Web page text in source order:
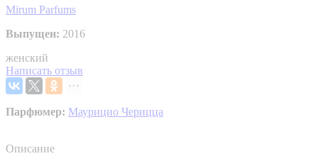
Mirum Parfums
Выпущен: 2016
женский
Написать отзыв
Парфюмер: Маурицио Черицца
Описание